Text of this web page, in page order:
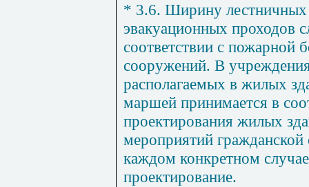
* 3.6. Ширину лестничных
эвакуационных проходов
соответствии с пожарной
сооружений. В
располагаемых в жилых
маршей принимается в
проектирования жилых
мероприятий
каждом конкретном
проектирование.